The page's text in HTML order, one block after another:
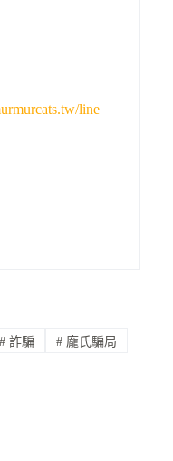
line
# 詐騙 # 龐氏騙局